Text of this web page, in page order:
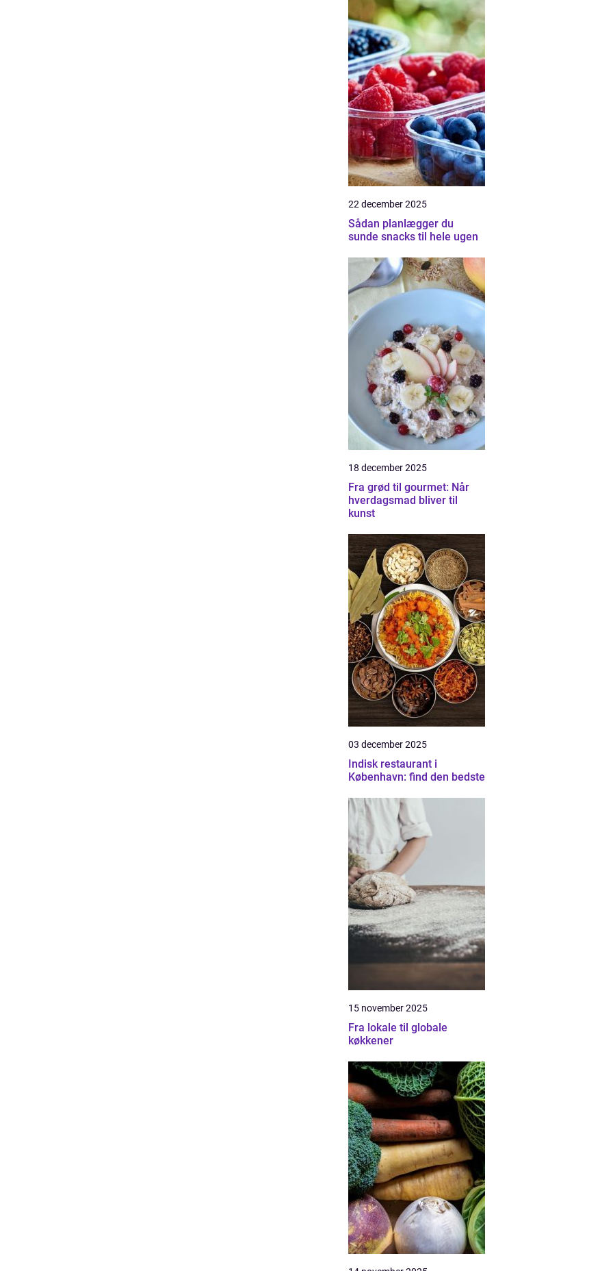
22 december 2025
Sådan planlægger du
sunde snacks til hele ugen
18 december 2025
Fra grød til gourmet: Når
hverdagsmad bliver til
kunst
03 december 2025
Indisk restaurant i
København: find den bedste
15 november 2025
Fra lokale til globale
køkkener